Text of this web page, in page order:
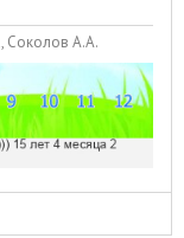
Соколов А.А.